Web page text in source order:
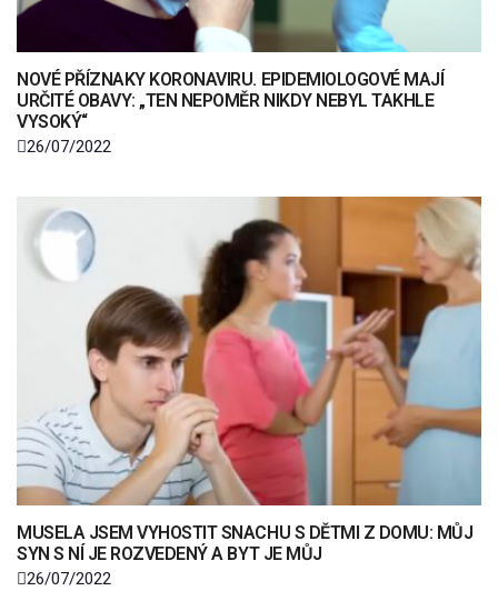
NOVÉ PŘÍZNAKY KORONAVIRU. EPIDEMIOLOGOVÉ MAJÍ
URČITÉ OBAVY: „TEN NEPOMĚR NIKDY NEBYL TAKHLE
VYSOKÝ“
26/07/2022
MUSELA JSEM VYHOSTIT SNACHU S DĚTMI Z DOMU: MŮJ
SYN S NÍ JE ROZVEDENÝ A BYT JE MŮJ
26/07/2022